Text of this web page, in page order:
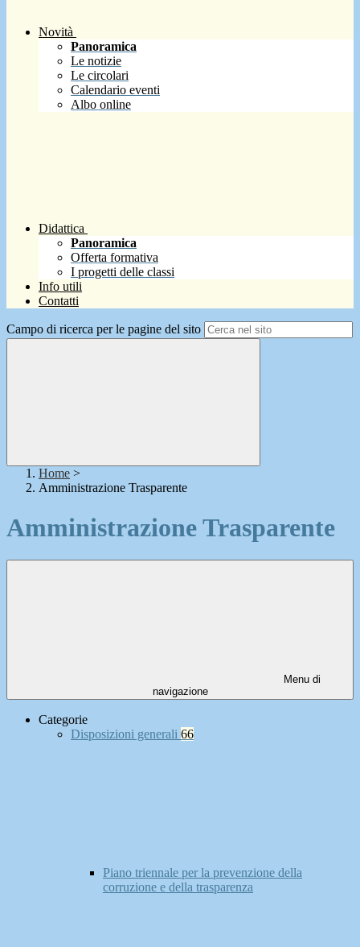
Novità
Panoramica
Le notizie
Le circolari
Calendario eventi
Albo online
Didattica
Panoramica
Offerta formativa
I progetti delle classi
Info utili
Contatti
Campo di ricerca per le pagine del sito
Home >
Amministrazione Trasparente
Amministrazione Trasparente
Menu di
navigazione
Categorie
Disposizioni generali 66
Piano triennale per la prevenzione della
corruzione e della trasparenza